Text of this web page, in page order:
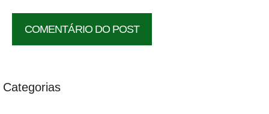
Categorias